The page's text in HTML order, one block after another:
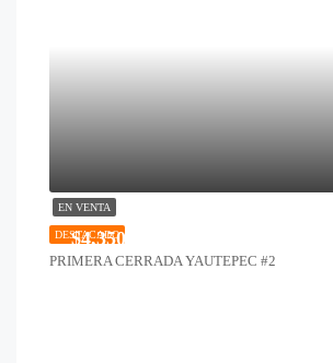
EN VENTA
DESTACADO
$4,350,000
PRIMERA CERRADA YAUTEPEC #2